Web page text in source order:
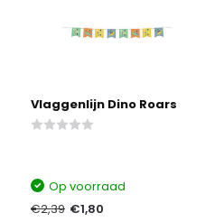
Vlaggenlijn Dino Roars
Op voorraad
€2,39 €1,80